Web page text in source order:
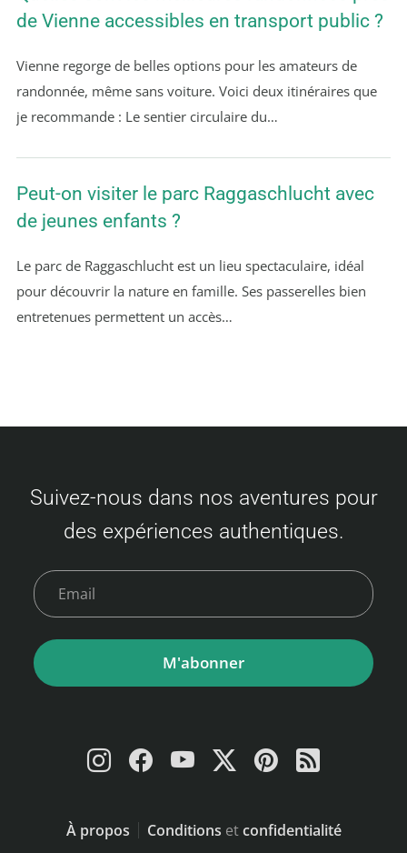
de Vienne accessibles en transport public ?
Vienne regorge de belles options pour les amateurs de
randonnée, même sans voiture. Voici deux itinéraires que
je recommande : Le sentier circulaire du…
Peut-on visiter le parc Raggaschlucht avec
de jeunes enfants ?
Le parc de Raggaschlucht est un lieu spectaculaire, idéal
pour découvrir la nature en famille. Ses passerelles bien
entretenues permettent un accès…
Suivez-nous dans nos aventures pour
des expériences authentiques.
M'abonner
À propos Conditions etconfidentialité